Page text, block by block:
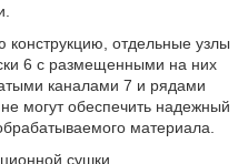
конструкцию, отдельные узлы
6 с размещенными на них
каналами 7 и рядами
могут обеспечить надежный
материала.
сушки